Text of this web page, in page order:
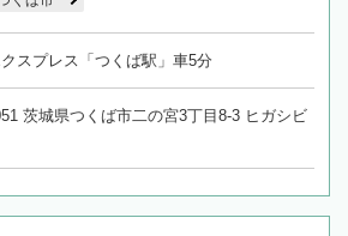
スプレス「つくば駅」車5分
茨城県つくば市二の宮3丁目8-3 ヒガシビ